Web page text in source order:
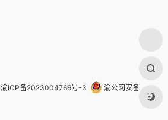
渝ICP备2023004766号-3
渝公网安备